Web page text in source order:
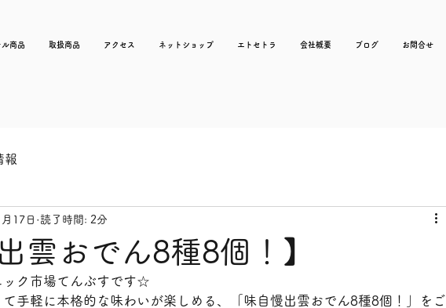
商品 取扱商品 アクセス ネットショップ エトセトラ 会社概要 ブログ お問合せ
報
雲おでん8種8個！】
17日 読了時間: 2分
ック市場てんぶすです☆
手軽に本格的な味わいが楽しめる、「味自慢出雲おでん8種8個！」をご